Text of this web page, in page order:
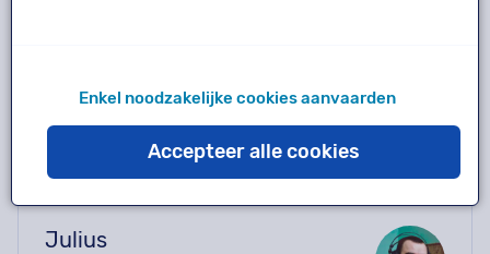
Julius
Enkel noodzakelijke cookies aanvaarden
Accepteer alle cookies